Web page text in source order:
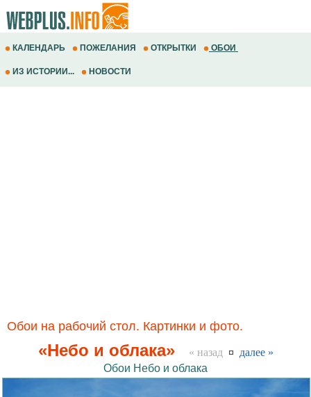
КАЛЕНДАРЬ ПОЖЕЛАНИЯ ОТКРЫТКИ ОБОИ
ИЗ ИСТОРИИ... НОВОСТИ
Обои на рабочий стол. Картинки и фото.
«Небо и облака» « назад ¤ далее »
Обои Небо и облака